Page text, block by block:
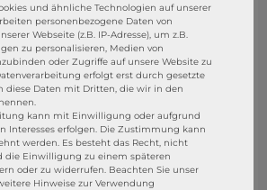
in unserem Shop in Wasserburg.
SHOP
(B)
und ähnliche Technologien auf unserer
personenbezogene Daten von
Webseite (z.B. IP-Adresse), um z.B.
zu personalisieren, Medien von
oder Zugriffe auf unsere Website zu
erfolgt erst durch gesetzte
diese Daten mit Dritten, die wir in den
kann mit Einwilligung oder aufgrund
Interesses erfolgen. Die Zustimmung kann
werden. Es besteht das Recht, nicht
die Einwilligung zu einem späteren
oder zu widerrufen. Beachten Sie unser
Hinweise zur Verwendung